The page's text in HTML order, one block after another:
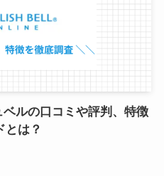
ベルの口コミや評判、特徴
とは？